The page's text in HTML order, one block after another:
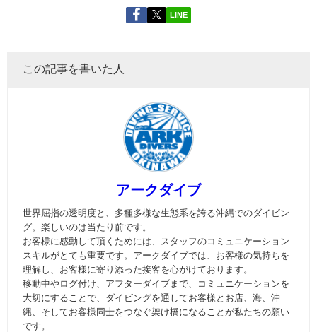
LINE
この記事を書いた人
アークダイブ
世界屈指の透明度と、多種多様な生態系を誇る沖縄でのダイビン
グ。楽しいのは当たり前です。
お客様に感動して頂くためには、スタッフのコミュニケーション
スキルがとても重要です。アークダイブでは、お客様の気持ちを
理解し、お客様に寄り添った接客を心がけております。
移動中やログ付け、アフターダイブまで、コミュニケーションを
大切にすることで、ダイビングを通してお客様とお店、海、沖
縄、そしてお客様同士をつなぐ架け橋になることが私たちの願い
です。